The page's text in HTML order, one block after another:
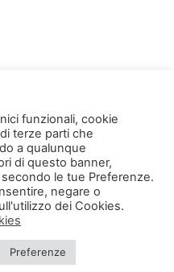
Copyright
e Cookies
funzionali, cookie
terze parti che
a qualunque
di questo banner,
le tue Preferenze.
negare o
dei Cookies.
Preferenze